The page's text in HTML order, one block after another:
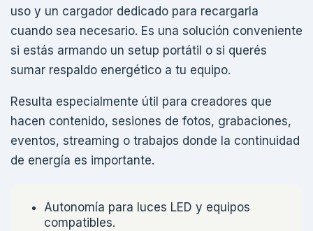
uso y un cargador dedicado para recargarla
cuando sea necesario. Es una solución conveniente
si estás armando un setup portátil o si querés
sumar respaldo energético a tu equipo.
Resulta especialmente útil para creadores que
hacen contenido, sesiones de fotos, grabaciones,
eventos, streaming o trabajos donde la continuidad
de energía es importante.
Autonomía para luces LED y equipos
compatibles.